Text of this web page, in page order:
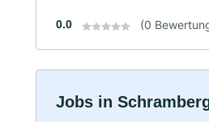
0.0 (0
Jobs in